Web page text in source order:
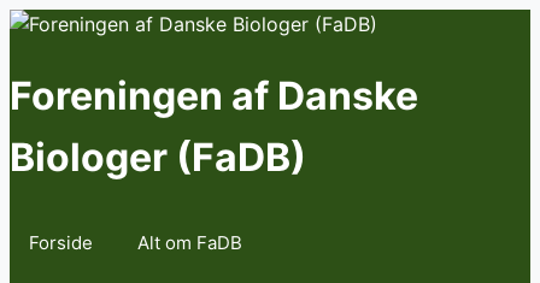
Skip
content
Foreningen af Danske
Biologer (FaDB)
Forside Alt om FaDB